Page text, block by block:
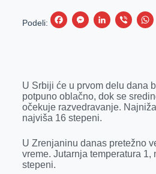
Podeli:
F
b
o
o
M
e
n
g
r
L
e
d
V
r
U Srbiji će u prvom delu dana
potpuno oblačno, dok se
očekuje razvedravanje.
najviša 16 stepeni.
U Zrenjaninu danas pretežno
vreme. Jutarnja temperatura 1,
stepeni.